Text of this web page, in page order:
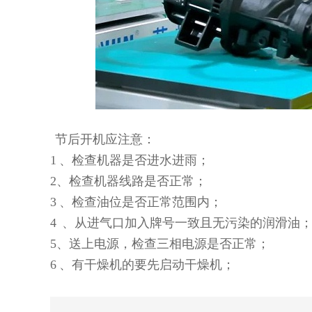
节后开机应注意：
1 、检查机器是否进水进雨；
2、检查机器线路是否正常；
3 、检查油位是否正常范围内；
4 、从进气口加入牌号一致且无污染的润滑油；
5、送上电源，检查三相电源是否正常；
6 、有干燥机的要先启动干燥机；